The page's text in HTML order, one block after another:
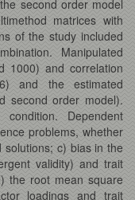
second order model
matrices with
of the study included
Manipulated
1000) and correlation
and the estimated
second order model).
Dependent
problems, whether
c) bias in the
validity) and trait
the root mean square
loadings and trait